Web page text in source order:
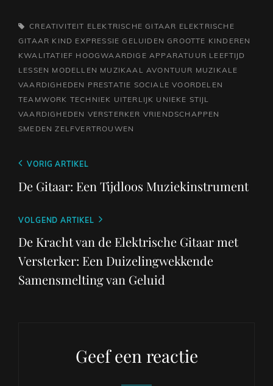
TAGS,CREATIVITEIT ELEKTRISCHE GITAAR ELEKTRISCHE
GITAAR KIND EXPRESSIE GELUIDEN GROOTTE KINDEREN
KWALITATIEF HOOGWAARDIGE APPARATUUR LEEFTIJD
LESSEN MODELLEN MUZIKAAL AVONTUUR MUZIKALE
VAARDIGHEDEN PRESTATIE SOCIALE VOORDELEN
TEAMWORK TECHNIEK UITERLIJK UNIEKE STIJL
VAARDIGHEDEN VERSTERKER VRIENDSCHAPPEN
SMEDEN ZELFVERTROUWEN
Berichtnavigatie
Vorig
bericht
VORIG ARTIKEL
De Gitaar: Een Tijdloos Muziekinstrument
Volgend
bericht
VOLGEND ARTIKEL
De Kracht van de Elektrische Gitaar met
Versterker: Een Duizelingwekkende
Samensmelting van Geluid
Geef een reactie